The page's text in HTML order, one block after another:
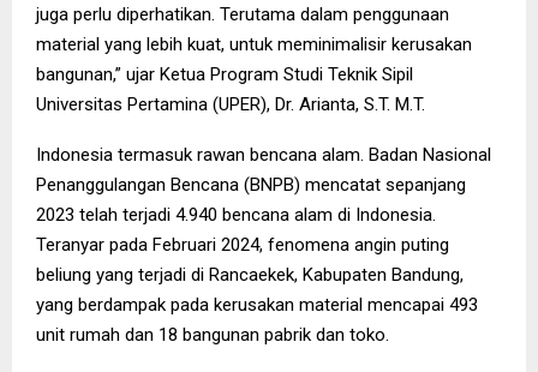
juga perlu diperhatikan. Terutama dalam penggunaan
material yang lebih kuat, untuk meminimalisir kerusakan
bangunan,” ujar Ketua Program Studi Teknik Sipil
Universitas Pertamina (UPER), Dr. Arianta, S.T. M.T.
Indonesia termasuk rawan bencana alam. Badan Nasional
Penanggulangan Bencana (BNPB) mencatat sepanjang
2023 telah terjadi 4.940 bencana alam di Indonesia.
Teranyar pada Februari 2024, fenomena angin puting
beliung yang terjadi di Rancaekek, Kabupaten Bandung,
yang berdampak pada kerusakan material mencapai 493
unit rumah dan 18 bangunan pabrik dan toko.